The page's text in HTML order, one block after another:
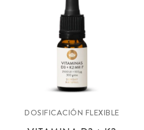
DOSIFICACIÓN FLEXIBLE